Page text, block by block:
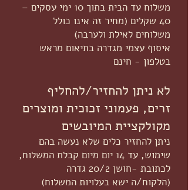
משלוח עד הבית בתוך 10 ימי עסקים –
40 שקלים (מחיר זה אינו כולל
משלוחים לאילת ולערבה)
איסוף עצמי מגדרה בתיאום מראש
בטלפון - חינם
לא ניתן להחזיר/להחליף
זרים, פעמוני זכוכית ומוצרים
מקולקציית המיובשים
ניתן להחזיר כלים שלא נעשה בהם
שימוש, עד 14 יום מיום קבלת המשלוח,
לכתובת -חושן 20/2 גדרה
(הלקוח/ה ישא בעלויות המשלוח)